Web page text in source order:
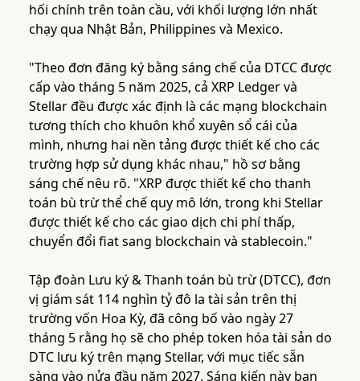
hối chính trên toàn cầu, với khối lượng lớn nhất
chạy qua Nhật Bản, Philippines và Mexico.
"Theo đơn đăng ký bằng sáng chế của DTCC được
cấp vào tháng 5 năm 2025, cả XRP Ledger và
Stellar đều được xác định là các mạng blockchain
tương thích cho khuôn khổ xuyên sổ cái của
mình, nhưng hai nền tảng được thiết kế cho các
trường hợp sử dụng khác nhau," hồ sơ bằng
sáng chế nêu rõ. "XRP được thiết kế cho thanh
toán bù trừ thể chế quy mô lớn, trong khi Stellar
được thiết kế cho các giao dịch chi phí thấp,
chuyển đổi fiat sang blockchain và stablecoin."
Tập đoàn Lưu ký & Thanh toán bù trừ (DTCC), đơn
vị giám sát 114 nghìn tỷ đô la tài sản trên thị
trường vốn Hoa Kỳ, đã công bố vào ngày 27
tháng 5 rằng họ sẽ cho phép token hóa tài sản do
DTC lưu ký trên mạng Stellar, với mục tiếc sẵn
sàng vào nửa đầu năm 2027. Sáng kiến này ban